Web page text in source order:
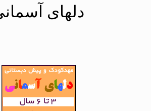
دلهای آسمانی